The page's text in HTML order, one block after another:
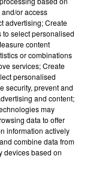
or access
advertising; Create
select personalised
content
or combinations
services; Create
personalised
security, prevent and
and content;
may
data to offer
information actively
combine data from
devices based on